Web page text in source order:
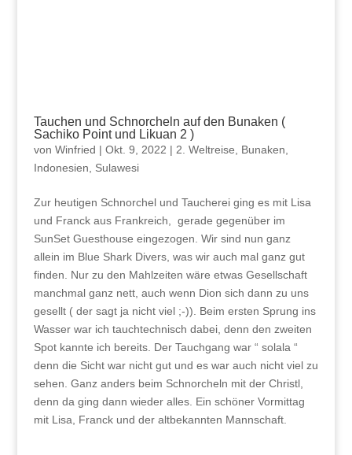
Tauchen und Schnorcheln auf den Bunaken (
Sachiko Point und Likuan 2 )
von Winfried | Okt. 9, 2022 | 2. Weltreise Bunaken
Indonesien
Sulawesi
Zur heutigen Schnorchel und Taucherei ging es mit Lisa
und Franck aus Frankreich, gerade gegenüber im
SunSet Guesthouse eingezogen. Wir sind nun ganz
allein im Blue Shark Divers, was wir auch mal ganz gut
finden. Nur zu den Mahlzeiten wäre etwas Gesellschaft
manchmal ganz nett, auch wenn Dion sich dann zu uns
gesellt ( der sagt ja nicht viel ;-)). Beim ersten Sprung ins
Wasser war ich tauchtechnisch dabei, denn den zweiten
Spot kannte ich bereits. Der Tauchgang war “ solala “
denn die Sicht war nicht gut und es war auch nicht viel zu
sehen. Ganz anders beim Schnorcheln mit der Christl,
denn da ging dann wieder alles. Ein schöner Vormittag
mit Lisa, Franck und der altbekannten Mannschaft.